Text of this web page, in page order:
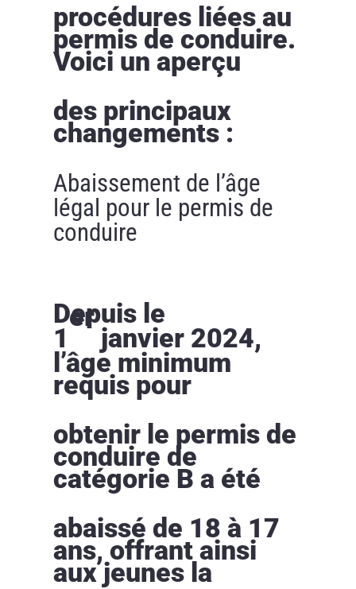
procédures liées au
permis de conduire.
Voici un aperçu
des principaux
changements :
Abaissement de l’âge
légal pour le permis de
conduire
Depuis le
1
er
janvier 2024,
l’âge minimum
requis pour
obtenir le permis de
conduire de
catégorie B a été
abaissé de 18 à 17
ans, offrant ainsi
aux jeunes la